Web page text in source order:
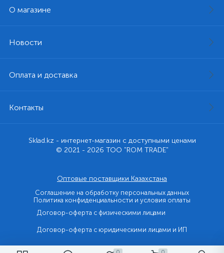
О магазине
Новости
Оплата и доставка
Контакты
Sklad.kz - интернет-магазин с доступными ценами
© 2021 - 2026 ТОО "ROM TRADE"
Оптовые поставщики Казахстана
Соглашение на обработку персональных данных
Политика конфиденциальности и условия оплаты
Договор-оферта с физическими лицами
Договор-оферта с юридическими лицами и ИП